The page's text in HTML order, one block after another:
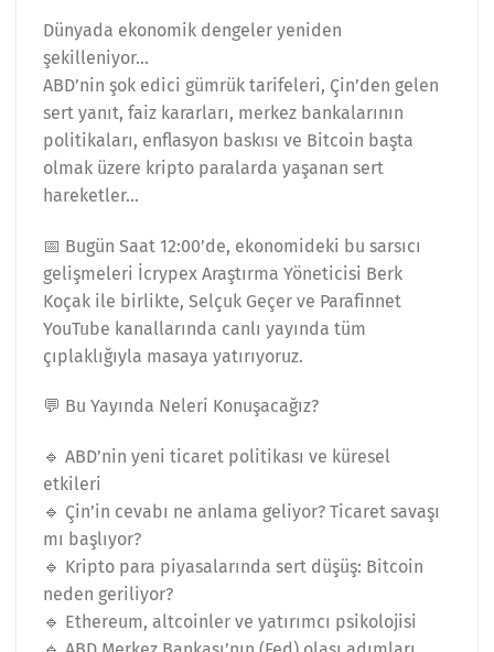
Dünyada ekonomik dengeler yeniden
şekilleniyor…
ABD’nin şok edici gümrük tarifeleri, Çin’den gelen
sert yanıt, faiz kararları, merkez bankalarının
politikaları, enflasyon baskısı ve Bitcoin başta
olmak üzere kripto paralarda yaşanan sert
hareketler…
📅 Bugün Saat 12:00’de, ekonomideki bu sarsıcı
gelişmeleri İcrypex Araştırma Yöneticisi Berk
Koçak ile birlikte, Selçuk Geçer ve Parafinnet
YouTube kanallarında canlı yayında tüm
çıplaklığıyla masaya yatırıyoruz.
💬 Bu Yayında Neleri Konuşacağız?
🔹 ABD’nin yeni ticaret politikası ve küresel
etkileri
🔹 Çin’in cevabı ne anlama geliyor? Ticaret savaşı
mı başlıyor?
🔹 Kripto para piyasalarında sert düşüş: Bitcoin
neden geriliyor?
🔹 Ethereum, altcoinler ve yatırımcı psikolojisi